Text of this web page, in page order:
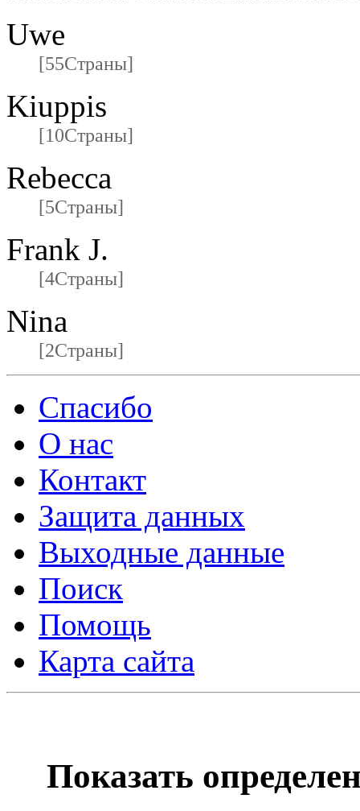
Uwe
[55Страны]
Kiuppis
[10Страны]
Rebecca
[5Страны]
Frank J.
[4Страны]
Nina
[2Страны]
Спасибо
О нас
Контакт
Защита данных
Выходные данные
Поиск
Помощь
Карта сайта
Показать